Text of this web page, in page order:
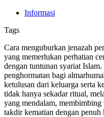
Informasi
Tags
Cara menguburkan jenazah
yang memerlukan perhatian
dengan tuntunan syariat
penghormatan bagi
ketulusan dari keluarga serta
tidak hanya sekadar ritual,
yang mendalam,
takdir kematian dengan penuh